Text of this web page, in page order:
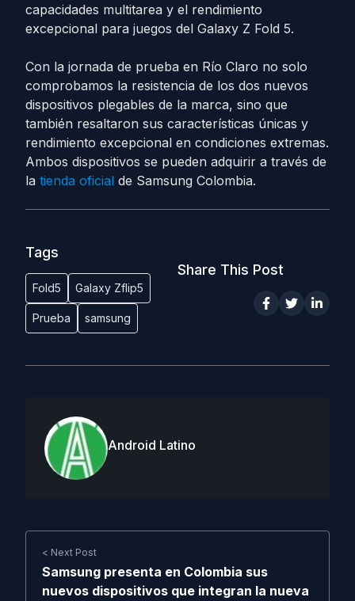
capacidades multitarea y el rendimiento
excepcional para juegos del Galaxy Z Fold 5.
Con la jornada de prueba en Río Claro no solo
comprobamos la resistencia de los dos nuevos
dispositivos plegables de la marca, sino que
también resaltaron sus características únicas y
rendimiento excepcional en condiciones extremas.
Ambos dispositivos se pueden adquirir a través de
la tienda oficial de Samsung Colombia.
Tags
Fold5 Galaxy Zflip5
Prueba samsung
Share This Post
Android Latino
< Next Post
Samsung presenta en Colombia sus
nuevos dispositivos que integran la nueva